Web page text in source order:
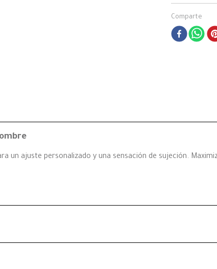
Comparte
un ajuste personalizado y una sensación de sujeción.